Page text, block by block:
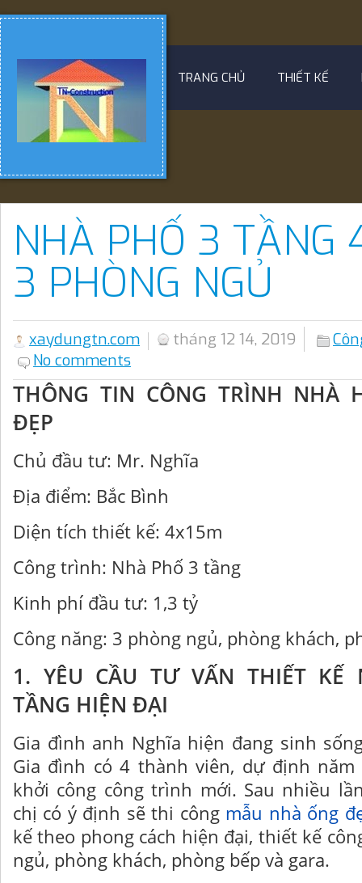
TRANG CHỦ THIẾT KẾ
NHÀ PHỐ 3 TẦNG
3 PHÒNG NGỦ
xaydungtn.com tháng 12 14, 2019
No comments
THÔNG TIN CÔNG TRÌNH NHÀ
ĐẸP
Chủ đầu tư: Mr. Nghĩa
Địa điểm: Bắc Bình
Diện tích thiết kế: 4x15m
Công trình: Nhà Phố 3 tầng
Kinh phí đầu tư: 1,3 tỷ
Công năng: 3 phòng ngủ, phòng khách,
1. YÊU CẦU TƯ VẤN THIẾT KẾ
TẦNG HIỆN ĐẠI
Gia đình anh Nghĩa hiện đang sinh
Gia đình có 4 thành viên, dự định
khởi công công trình mới. Sau nhiều
chị có ý định sẽ thi công mẫu nhà ống
kế theo phong cách hiện đại, thiết kế
ngủ, phòng khách, phòng bếp và gara.